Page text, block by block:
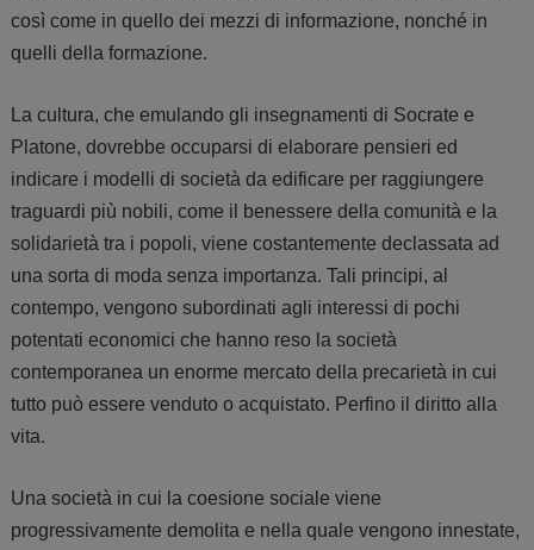
così come in quello dei mezzi di informazione, nonché in
quelli della formazione.
La cultura, che emulando gli insegnamenti di Socrate e
Platone, dovrebbe occuparsi di elaborare pensieri ed
indicare i modelli di società da edificare per raggiungere
traguardi più nobili, come il benessere della comunità e la
solidarietà tra i popoli, viene costantemente declassata ad
una sorta di moda senza importanza. Tali principi, al
contempo, vengono subordinati agli interessi di pochi
potentati economici che hanno reso la società
contemporanea un enorme mercato della precarietà in cui
tutto può essere venduto o acquistato. Perfino il diritto alla
vita.
Una società in cui la coesione sociale viene
progressivamente demolita e nella quale vengono innestate,